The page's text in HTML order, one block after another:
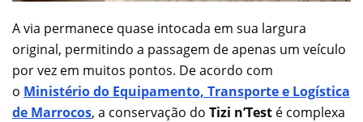
A via permanece quase intocada em sua largura
original, permitindo a passagem de apenas um veículo
por vez em muitos pontos. De acordo com
o Ministério do Equipamento, Transporte e Logística
de Marrocos, a conservação do Tizi n’Test é complexa